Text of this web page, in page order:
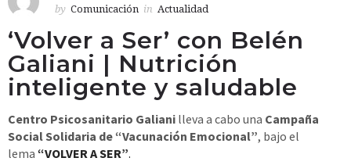
by Comunicación in Actualidad
‘Volver a Ser’ con Belén
Galiani | Nutrición
inteligente y saludable
Centro Psicosanitario Galiani lleva a cabo una Campaña
Social Solidaria de “Vacunación Emocional”, bajo el
lema “VOLVER A SER”.